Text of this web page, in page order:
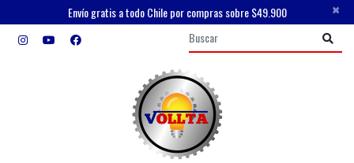
Envío gratis a todo Chile por compras sobre $49.900 ×